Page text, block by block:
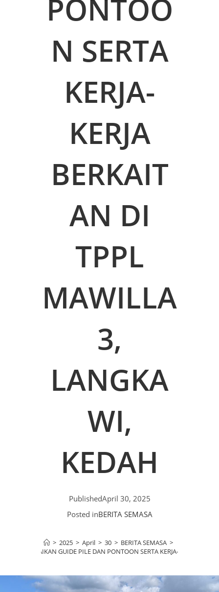
PONTOO
N SERTA
KERJA-
KERJA
BERKAIT
AN DI
TPPL
MAWILLA
3,
LANGKA
WI,
KEDAH
PublishedApril 30, 2025
Posted inBERITA SEMASA
> 2025 > April > 30 > BERITA SEMASA >
PEMBAIKAN GUIDE PILE DAN PONTOON SERTA KERJA-KERJA